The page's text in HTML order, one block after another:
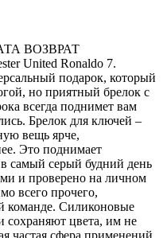
ВОЗВРАТ
United Ronaldo 7.
подарок, который
но приятный брелок с
всегда поднимет вам
Брелок для ключей –
вещь ярче,
Это поднимает
самый серый будний день
и проверено на личном
всего прочего,
команде. Силиконовые
сохраняют цвета, им не
частая сфера применений